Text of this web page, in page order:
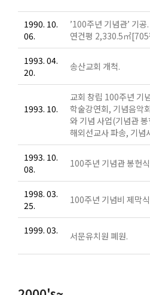
1990. 10.
06.
’100주년 기념관’ 기
연건평 2,330.5㎡
1993. 04.
20.
송산교회 개척.
1993. 10.
교회 창립 100주년 기
학술강연회, 기념음악
와 기념 사업(기념관
해외선교사 파송, 기념
1993. 10.
08.
100주년 기념관 봉헌
1998. 03.
25.
100주년 기념비 제막
1999. 03. 서문유치원 폐원.